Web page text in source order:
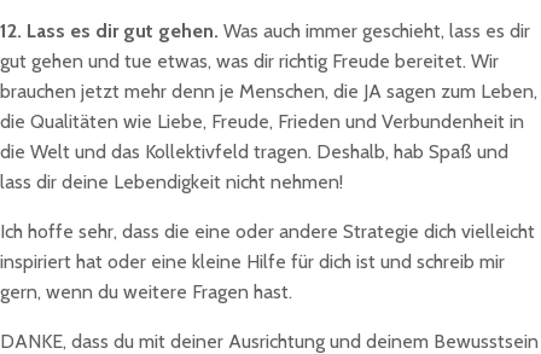
12. Lass es dir gut gehen. Was auch immer geschieht, lass es dir
gut gehen und tue etwas, was dir richtig Freude bereitet. Wir
brauchen jetzt mehr denn je Menschen, die JA sagen zum Leben,
die Qualitäten wie Liebe, Freude, Frieden und Verbundenheit in
die Welt und das Kollektivfeld tragen. Deshalb, hab Spaß und
lass dir deine Lebendigkeit nicht nehmen!
Ich hoffe sehr, dass die eine oder andere Strategie dich vielleicht
inspiriert hat oder eine kleine Hilfe für dich ist und schreib mir
gern, wenn du weitere Fragen hast.
DANKE, dass du mit deiner Ausrichtung und deinem Bewusstsein